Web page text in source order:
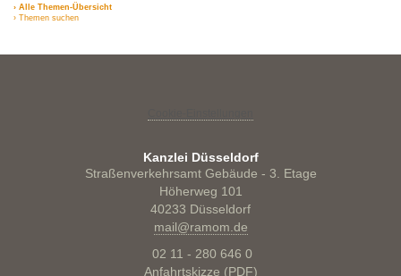
› Alle Themen-Übersicht
› Themen suchen
Kanzlei Düsseldorf
Straßenverkehrsamt Gebäude - 3. Etage
Höherweg 101
40233 Düsseldorf
mail@ramom.de
02 11 - 280 646 0
Anfahrtskizze (PDF)